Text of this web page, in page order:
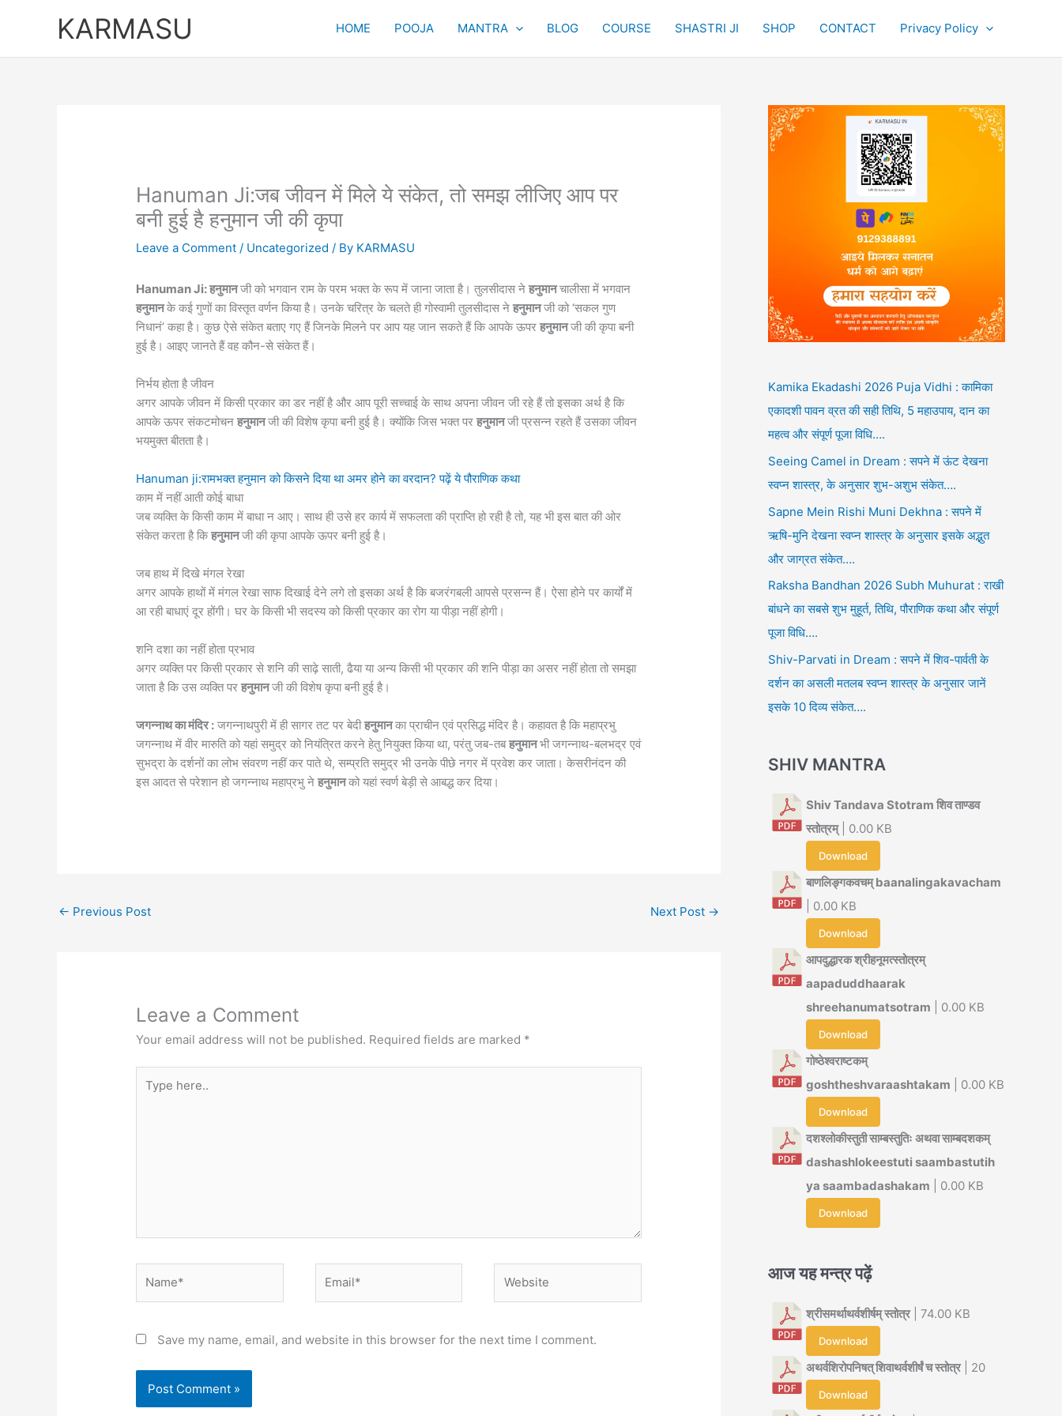
KARMASU HOME POOJA MANTRA BLOG COURSE SHASTRI JI SHOP CONTACT Privacy Policy
Hanuman Ji:जब जीवन में मिले ये संकेत, तो समझ लीजिए आप पर
बनी हुई है हनुमान जी की कृपा
Leave a Comment / Uncategorized / By KARMASU
Hanuman Ji: हनुमानजी को भगवान राम के परम भक्त के रूप में जाना जाता है। तुलसीदास नेहनुमानचालीसा में भगवान
हनुमानके कई गुणों का विस्तृत वर्णन किया है। उनके चरित्र के चलते ही गोस्वामी तुलसीदास नेहनुमानजी को ‘सकल गुण
निधानं’ कहा है। कुछ ऐसे संकेत बताए गए हैं जिनके मिलने पर आप यह जान सकते हैं कि आपके ऊपरहनुमानजी की कृपा बनी
हुई है। आइए जानते हैं वह कौन-से संकेत हैं।
निर्भय होता है जीवन
अगर आपके जीवन में किसी प्रकार का डर नहीं है और आप पूरी सच्चाई के साथ अपना जीवन जी रहे हैं तो इसका अर्थ है कि
आपके ऊपर संकटमोचनहनुमानजी की विशेष कृपा बनी हुई है। क्योंकि जिस भक्त परहनुमानजी प्रसन्न रहते हैं उसका जीवन
भयमुक्त बीतता है।
Hanuman ji:रामभक्‍त हनुमान को किसने दिया था अमर होने का वरदान? पढ़ें ये पौराणिक कथा
काम में नहीं आती कोई बाधा
जब व्यक्ति के किसी काम में बाधा न आए। साथ ही उसे हर कार्य में सफलता की प्राप्ति हो रही है तो, यह भी इस बात की ओर
संकेत करता है किहनुमानजी की कृपा आपके ऊपर बनी हुई है।
जब हाथ में दिखे मंगल रेखा
अगर आपके हाथों में मंगल रेखा साफ दिखाई देने लगे तो इसका अर्थ है कि बजरंगबली आपसे प्रसन्न हैं। ऐसा होने पर कार्यों में
आ रही बाधाएं दूर होंगी। घर के किसी भी सदस्य को किसी प्रकार का रोग या पीड़ा नहीं होगी।
शनि दशा का नहीं होता प्रभाव
अगर व्यक्ति पर किसी प्रकार से शनि की साढ़े साती, ढैया या अन्य किसी भी प्रकार की शनि पीड़ा का असर नहीं होता तो समझा
जाता है कि उस व्यक्ति परहनुमानजी की विशेष कृपा बनी हुई है।
जगन्नाथ का मंदिर : जगन्नाथपुरी में ही सागर तट पर बेदीहनुमानका प्राचीन एवं प्रसिद्ध मंदिर है। कहावत है कि महाप्रभु
जगन्नाथ में वीर मारुति को यहां समुद्र को नियंत्रित करने हेतु नियुक्त किया था, परंतु जब-तबहनुमानभी जगन्नाथ-बलभद्र एवं
सुभद्रा के दर्शनों का लोभ संवरण नहीं कर पाते थे, सम्प्रति समुद्र भी उनके पीछे नगर में प्रवेश कर जाता। केसरीनंदन की
इस आदत से परेशान हो जगन्नाथ महाप्रभु नेहनुमानको यहां स्वर्ण बेड़ी से आबद्ध कर दिया।
← Previous Post Next Post →
Leave a Comment
Your email address will not be published. Required fields are marked *
here..
Save my name, email, and website in this browser for the next time I comment.
Kamika Ekadashi 2026 Puja Vidhi : कामिका
एकादशी पावन व्रत की सही तिथि, 5 महाउपाय, दान का
महत्व और संपूर्ण पूजा विधि….
Seeing Camel in Dream : सपने में ऊंट देखना
स्वप्न शास्त्र, के अनुसार शुभ-अशुभ संकेत….
Sapne Mein Rishi Muni Dekhna : सपने में
ऋषि-मुनि देखना स्वप्न शास्त्र के अनुसार इसके अद्भुत
और जाग्रत संकेत….
Raksha Bandhan 2026 Subh Muhurat : राखी
बांधने का सबसे शुभ मुहूर्त, तिथि, पौराणिक कथा और संपूर्ण
पूजा विधि….
Shiv-Parvati in Dream : सपने में शिव-पार्वती के
दर्शन का असली मतलब स्वप्न शास्त्र के अनुसार जानें
इसके 10 दिव्य संकेत….
SHIV MANTRA
Shiv Tandava Stotram शिव ताण्डव
स्तोत्रम्| 0.00 KB
Download
बाणलिङ्गकवचम् baanalingakavacham
| 0.00 KB
Download
आपदुद्धारक श्रीहनूमत्स्तोत्रम्
aapaduddhaarak
shreehanumatsotram | 0.00 KB
Download
गोष्ठेश्वराष्टकम्
goshtheshvaraashtakam | 0.00 KB
Download
दशश्लोकीस्तुती साम्बस्तुतिः अथवा साम्बदशकम्
dashashlokeestuti saambastutih
ya saambadashakam | 0.00 KB
Download
आज यह मन्त्र पढ़ें
श्रीसमर्थाथर्वशीर्षम् स्तोत्र| 74.00 KB
Download
अथर्वशिरोपनिषत् शिवाथर्वशीर्षं च स्तोत्र| 20
Download